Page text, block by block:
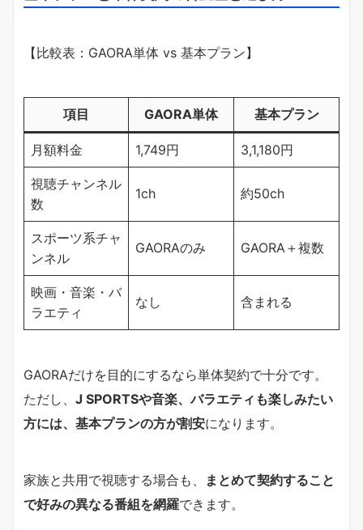
【比較表：GAORA単体 vs 基本プラン】
項目 GAORA単体 基本プラン
月額料金 1,749円 3,1,180円
視聴チャンネル
数
1ch 約50ch
スポーツ系チャ
ンネル
GAORAのみ GAORA＋複数
映画・音楽・バ
ラエティ
なし 含まれる
GAORAだけを目的にするなら単体契約で十分です。
ただし、 J SPORTSや音楽、バラエティも楽しみたい
方には、基本プランの方が割安になります。
家族と共用で視聴する場合も、
まとめて契約すること
で好みの異なる番組を網羅できます。